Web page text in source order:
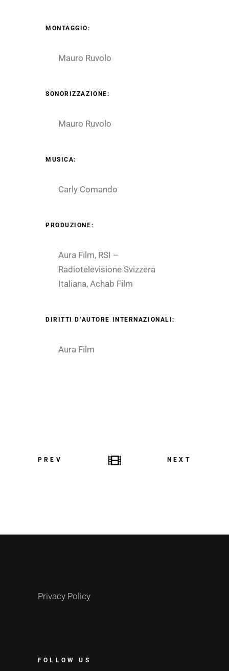
MONTAGGIO:
Mauro Ruvolo
SONORIZZAZIONE:
Mauro Ruvolo
MUSICA:
Carly Comando
PRODUZIONE:
Aura Film, RSI –
Radiotelevisione Svizzera
Italiana, Achab Film
DIRITTI D’AUTORE INTERNAZIONALI:
Aura Film
PREV NEXT
Privacy Policy
FOLLOW US